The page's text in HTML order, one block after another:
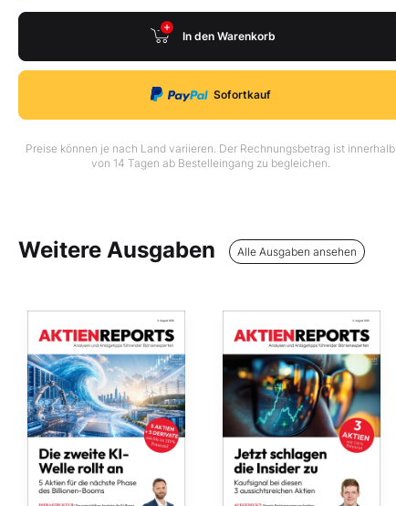
In den Warenkorb
Sofortkauf
Preise können je nach Land variieren. Der Rechnungsbetrag ist innerhalb
von 14 Tagen ab Bestelleingang zu begleichen.
Weitere Ausgaben Alle Ausgaben ansehen